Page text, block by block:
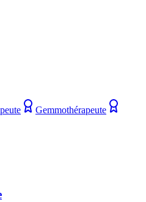
Gemmothérapeute